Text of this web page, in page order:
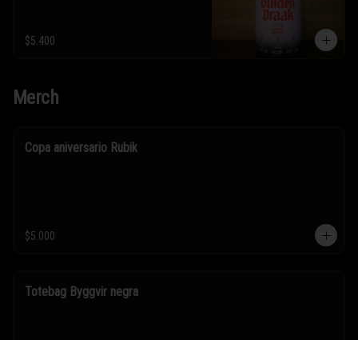
$5.400
Merch
Copa aniversario Rubik
$5.000
Totebag Byggvir negra